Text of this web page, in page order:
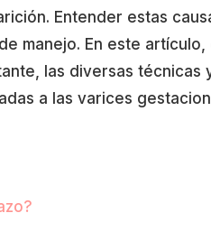
Entender estas
manejo. En este
las diversas
a las varices